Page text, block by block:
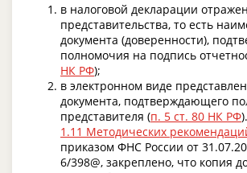
в налоговой декларации
представительства, то есть
документа (доверенности),
полномочия на подпись
НК РФ);
в электронном виде
документа, подтверждающего
представителя (п. 5 ст. 80 НК РФ
1.11 Методических
приказом ФНС России от
6/398@, закреплено, что копия